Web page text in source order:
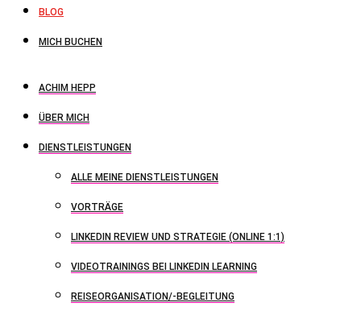
BLOG
MICH BUCHEN
ACHIM HEPP
ÜBER MICH
DIENSTLEISTUNGEN
ALLE MEINE DIENSTLEISTUNGEN
VORTRÄGE
LINKEDIN REVIEW UND STRATEGIE (ONLINE 1:1)
VIDEOTRAININGS BEI LINKEDIN LEARNING
REISEORGANISATION/-BEGLEITUNG